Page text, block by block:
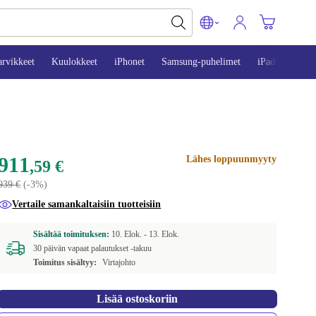
Kuulokkeet iPhonet Samsung-puhelimet iPadit
,59 €
€(-3%)
Lähes loppuunmyyty
Vertaile samankaltaisiin tuotteisiin
Sisältää toimituksen: 10. Elok. - 13. Elok.
30 päivän vapaat palautukset -takuu
Toimitus sisältyy:
Virtajohto
Lisää ostoskoriin